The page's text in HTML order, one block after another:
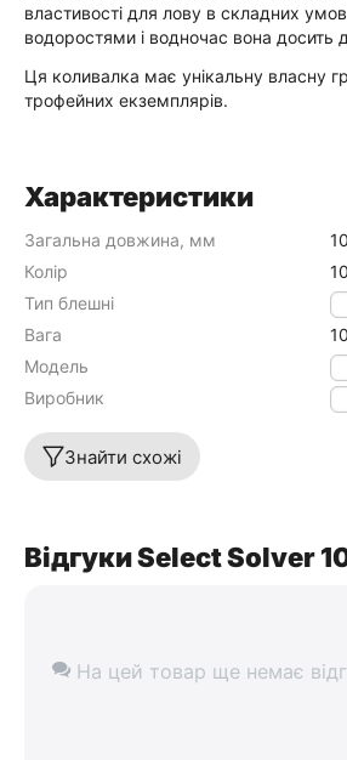
властивості для лову в складних
водоростями і водночас вона досить
Ця коливалка має унікальну власну
трофейних екземплярів.
Характеристики
Загальна довжина, мм
10
Колір
10
Тип блешні
Вага
10
Модель
Виробник
Знайти схожі
Відгуки Select Solver
На цей товар ще немає